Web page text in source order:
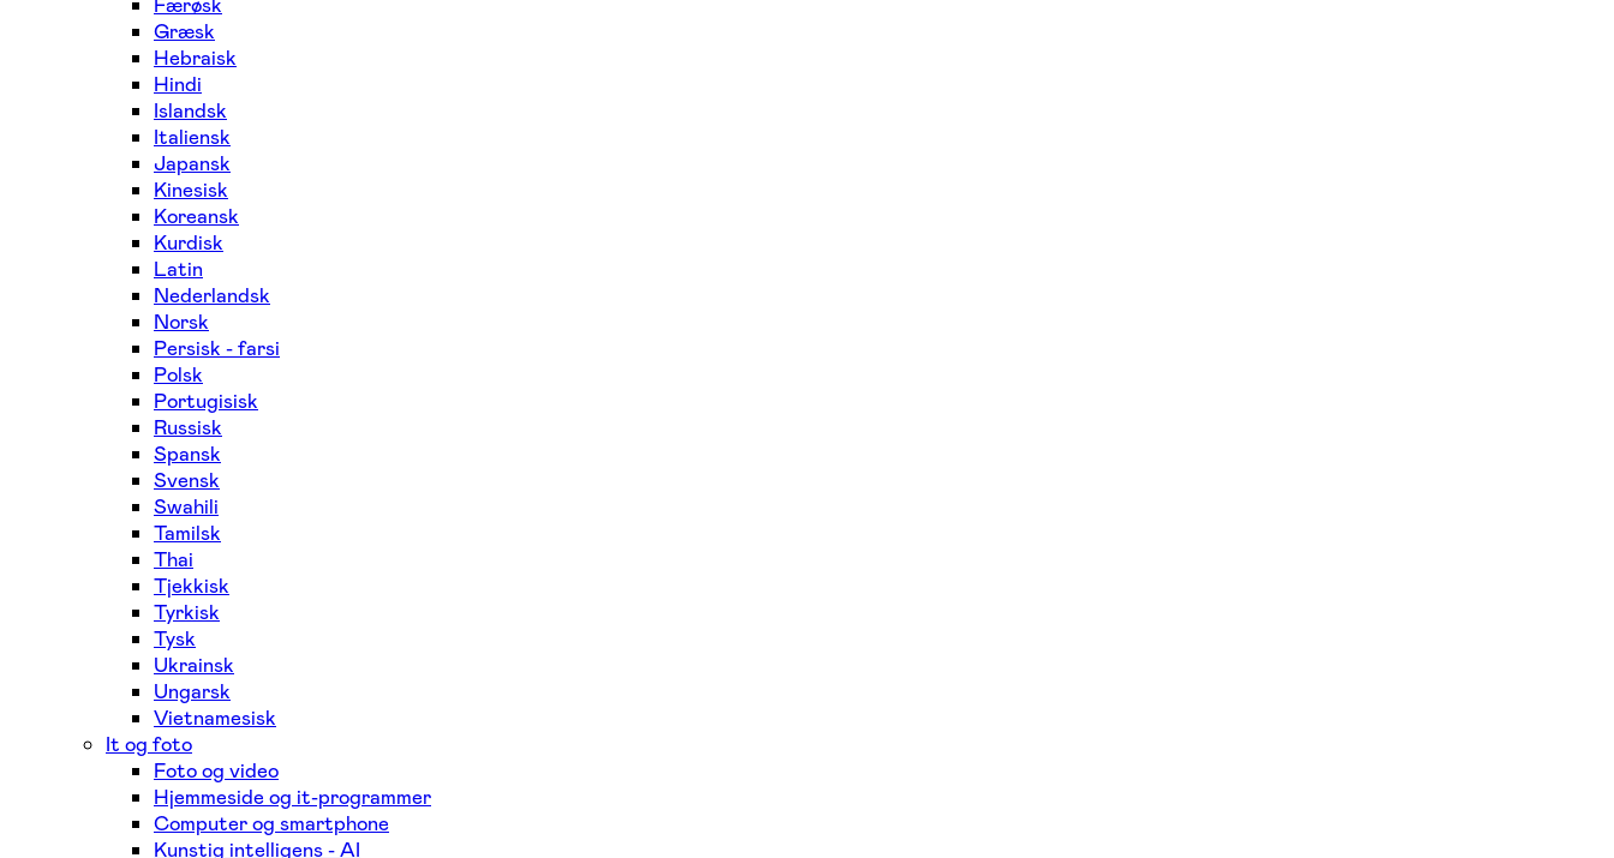
Græsk
Hebraisk
Hindi
Islandsk
Italiensk
Japansk
Kinesisk
Koreansk
Kurdisk
Latin
Nederlandsk
Norsk
Persisk - farsi
Polsk
Portugisisk
Russisk
Spansk
Svensk
Swahili
Tamilsk
Thai
Tjekkisk
Tyrkisk
Tysk
Ukrainsk
Ungarsk
Vietnamesisk
It og foto
Foto og video
Hjemmeside og it-programmer
Computer og smartphone
Kunstig intelligens - AI